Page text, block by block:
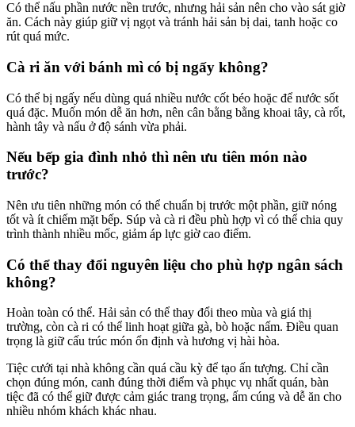
Có thể nấu phần nước nền trước, nhưng hải sản nên cho vào sát giờ
ăn. Cách này giúp giữ vị ngọt và tránh hải sản bị dai, tanh hoặc co
rút quá mức.
Cà ri ăn với bánh mì có bị ngấy không?
Có thể bị ngấy nếu dùng quá nhiều nước cốt béo hoặc để nước sốt
quá đặc. Muốn món dễ ăn hơn, nên cân bằng bằng khoai tây, cà rốt,
hành tây và nấu ở độ sánh vừa phải.
Nếu bếp gia đình nhỏ thì nên ưu tiên món nào
trước?
Nên ưu tiên những món có thể chuẩn bị trước một phần, giữ nóng
tốt và ít chiếm mặt bếp. Súp và cà ri đều phù hợp vì có thể chia quy
trình thành nhiều mốc, giảm áp lực giờ cao điểm.
Có thể thay đổi nguyên liệu cho phù hợp ngân sách
không?
Hoàn toàn có thể. Hải sản có thể thay đổi theo mùa và giá thị
trường, còn cà ri có thể linh hoạt giữa gà, bò hoặc nấm. Điều quan
trọng là giữ cấu trúc món ổn định và hương vị hài hòa.
Tiệc cưới tại nhà không cần quá cầu kỳ để tạo ấn tượng. Chỉ cần
chọn đúng món, canh đúng thời điểm và phục vụ nhất quán, bàn
tiệc đã có thể giữ được cảm giác trang trọng, ấm cúng và dễ ăn cho
nhiều nhóm khách khác nhau.